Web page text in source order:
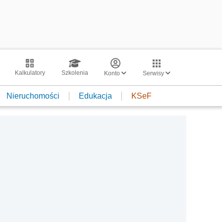
Kalkulatory Szkolenia Konto Serwisy
Nieruchomości Edukacja KSeF